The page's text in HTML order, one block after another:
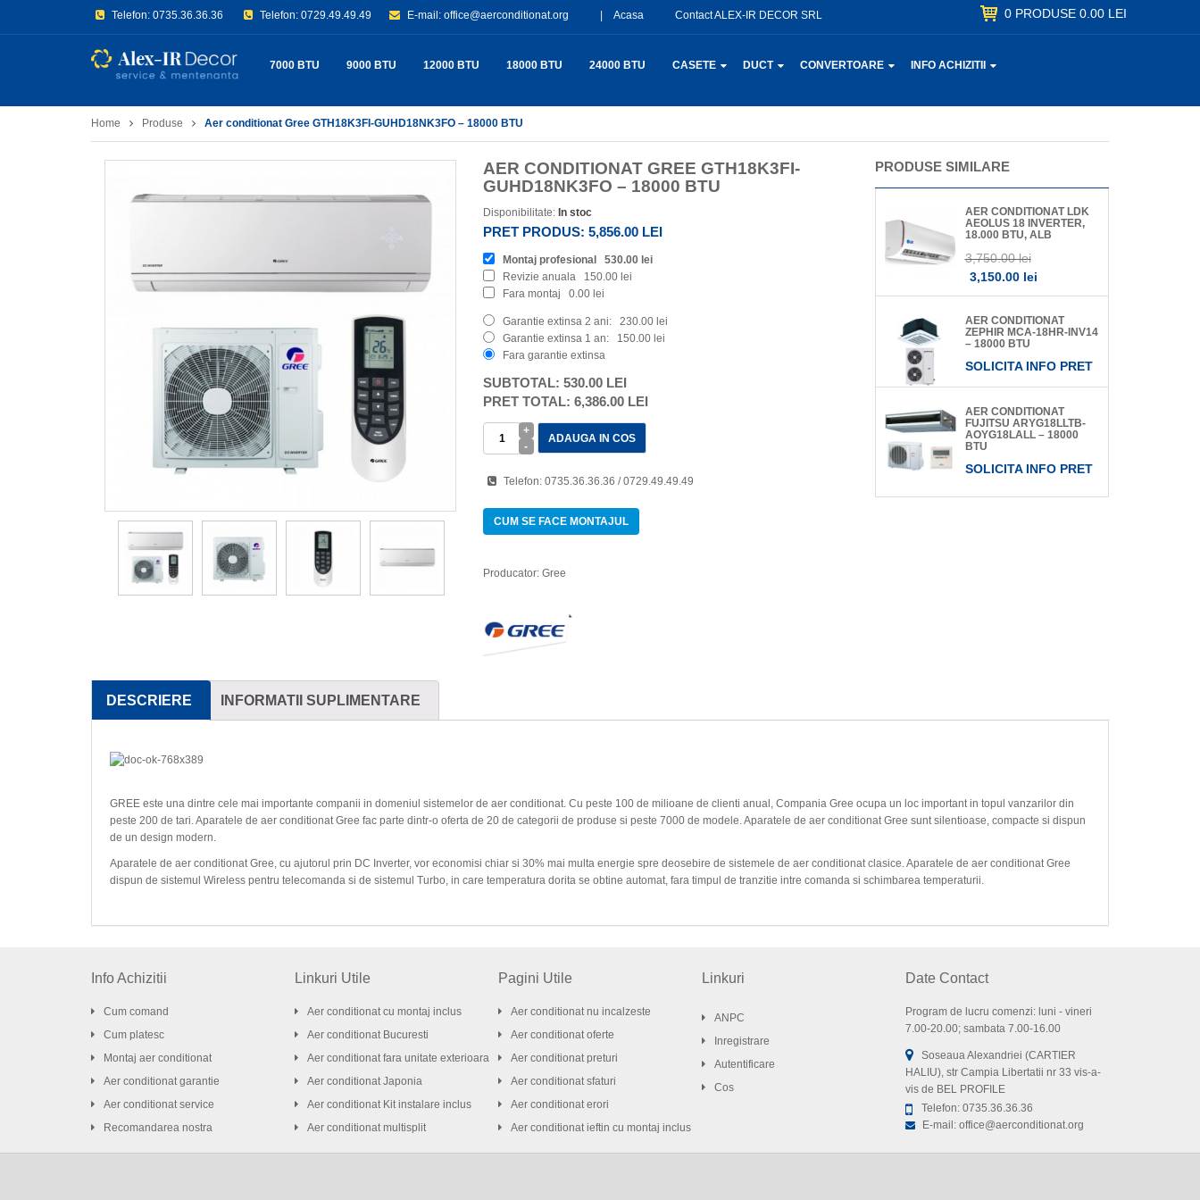
Telefon: 0735.36.36.36 Telefon: 0729.49.49.49 E-mail: office@aerconditionat.org Acasa Contact ALEX-IR DECOR SRL 0 PRODUSE 0.00 LEI
7000 BTU 9000 BTU 12000 BTU 18000 BTU 24000 BTU CASETE DUCT CONVERTOARE INFO ACHIZITII
Home Produse Aer conditionat Gree GTH18K3FI-GUHD18NK3FO – 18000 BTU
AER CONDITIONAT GREE GTH18K3FI-
GUHD18NK3FO – 18000 BTU
Disponibilitate: In stoc
PRET PRODUS: 5,856.00 LEI
Montaj profesional
530.00 lei
Revizie anuala
150.00 lei
Fara montaj
0.00 lei
Garantie extinsa 2 ani:
230.00 lei
Garantie extinsa 1 an:
150.00 lei
Fara garantie extinsa
SUBTOTAL: 530.00 LEI
PRET TOTAL: 6,386.00 LEI
ADAUGA IN COS
Telefon: 0735.36.36.36 /0729.49.49.49
CUM SE FACE MONTAJUL
Producator: Gree
PRODUSE SIMILARE
AER CONDITIONAT LDK
AEOLUS 18 INVERTER,
18.000 BTU, ALB
3,750.00 lei
3,150.00 lei
AER CONDITIONAT
ZEPHIR MCA-18HR-INV14
– 18000 BTU
SOLICITA INFO PRET
AER CONDITIONAT
FUJITSU ARYG18LLTB-
AOYG18LALL – 18000
BTU
SOLICITA INFO PRET
DESCRIERE INFORMATII SUPLIMENTARE
GREE este una dintre cele mai importante companii in domeniul sistemelor de aer conditionat. Cu peste 100 de milioane de clienti anual, Compania Gree ocupa un loc important in topul vanzarilor din
peste 200 de tari. Aparatele de aer conditionat Gree fac parte dintr-o oferta de 20 de categorii de produse si peste 7000 de modele. Aparatele de aer conditionat Gree sunt silentioase, compacte si dispun
de un design modern.
Aparatele de aer conditionat Gree, cu ajutorul prin DC Inverter, vor economisi chiar si 30% mai multa energie spre deosebire de sistemele de aer conditionat clasice. Aparatele de aer conditionat Gree
dispun de sistemul Wireless pentru telecomanda si de sistemul Turbo, in care temperatura dorita se obtine automat, fara timpul de tranzitie intre comanda si schimbarea temperaturii.
Info Achizitii
Cum comand
Cum platesc
Montaj aer conditionat
Aer conditionat garantie
Aer conditionat service
Recomandarea nostra
Linkuri Utile
Aer conditionat cu montaj inclus
Aer conditionat Bucuresti
Aer conditionat fara unitate exterioara
Aer conditionat Japonia
Aer conditionat Kit instalare inclus
Aer conditionat multisplit
Pagini Utile
Aer conditionat nu incalzeste
Aer conditionat oferte
Aer conditionat preturi
Aer conditionat sfaturi
Aer conditionat erori
Aer conditionat ieftin cu montaj inclus
Linkuri
ANPC
Inregistrare
Autentificare
Cos
Date Contact
Program de lucru comenzi: luni - vineri
7.00-20.00; sambata 7.00-16.00
Soseaua Alexandriei (CARTIER
HALIU), str Campia Libertatii nr 33 vis-a-
vis de BEL PROFILE
Telefon: 0735.36.36.36
E-mail: office@aerconditionat.org